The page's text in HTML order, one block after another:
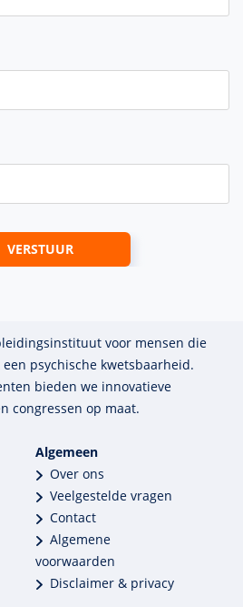
voor mensen die
psychische kwets­baar­heid.
bieden we innova­tieve
congres­sen op maat.
Algemeen
Over ons
Veelgestelde vragen
Contact
Algemene
voorwaarden
Disclaimer & privacy